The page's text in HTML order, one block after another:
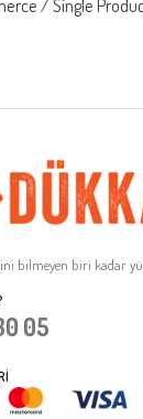
/ Single
bilmeyen biri kadar
05